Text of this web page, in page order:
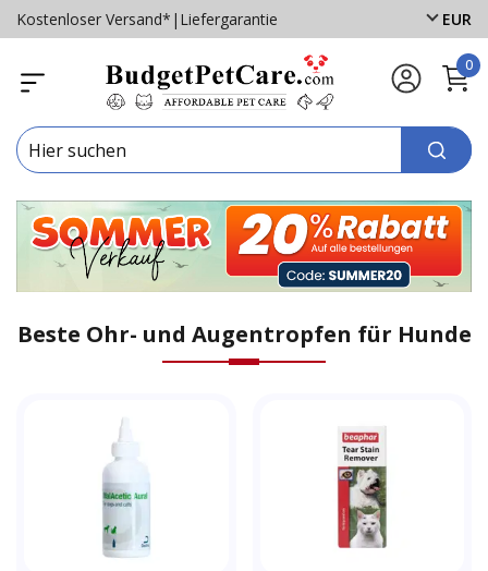
Kostenloser Versand* | Liefergarantie EUR
0
Beste Ohr- und Augentropfen für Hunde